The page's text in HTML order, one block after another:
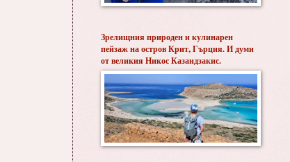
Зрелищния природен и кулинарен
пейзаж на остров Крит, Гърция. И думи
от великия Никос Казандзакис.